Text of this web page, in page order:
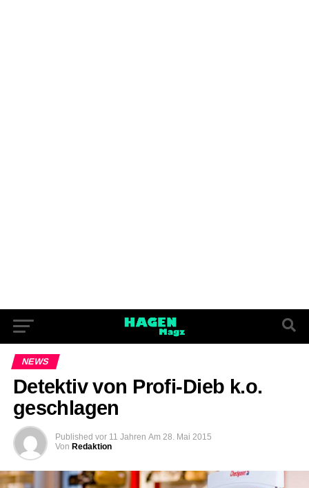
NEWS
Detektiv von Profi-Dieb k.o.
geschlagen
Published vor 11 Jahren Am 28. Mai 2015
Von Redaktion